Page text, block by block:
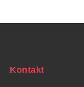
Kontakt